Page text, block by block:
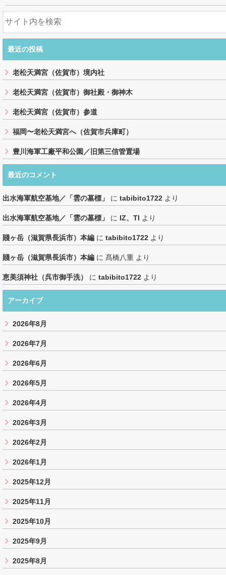
最近の投稿
老松天満宮（佐賀市）境内社
老松天満宮（佐賀市）御社殿・御神木
老松天満宮（佐賀市）参道
福岡〜老松天満宮へ（佐賀市兵庫町）
豊川海軍工廠平和公園／旧第三信管置場
最近のコメント
出水海軍航空基地／「雲の墓標」 に tabibito1722 より
出水海軍航空基地／「雲の墓標」 に IZ、TI より
賤ヶ岳（滋賀県長浜市）本編 に tabibito1722 より
賤ヶ岳（滋賀県長浜市）本編 に 髙橋八重 より
恵美須神社（呉市御手洗） に tabibito1722 より
アーカイブ
2026年8月
2026年7月
2026年6月
2026年5月
2026年4月
2026年3月
2026年2月
2026年1月
2025年12月
2025年11月
2025年10月
2025年9月
2025年8月